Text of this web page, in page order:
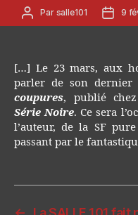
Auteur
de
Par salle101
Date
de
9
[…] Le 23 mars, aux
parler de son
coupures, publié
Série Noire. Ce sera
l’auteur, de la SF
passant par le